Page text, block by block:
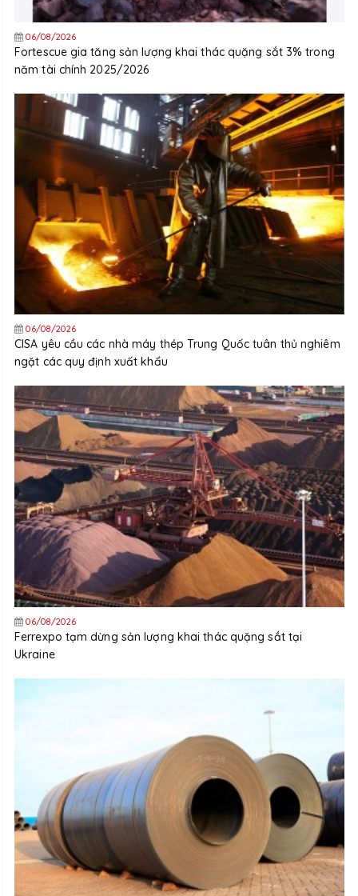
06/08/2026
Fortescue gia tăng sản lượng khai thác quặng sắt 3% trong
năm tài chính 2025/2026
06/08/2026
CISA yêu cầu các nhà máy thép Trung Quốc tuân thủ nghiêm
ngặt các quy định xuất khẩu
06/08/2026
Ferrexpo tạm dừng sản lượng khai thác quặng sắt tại
Ukraine